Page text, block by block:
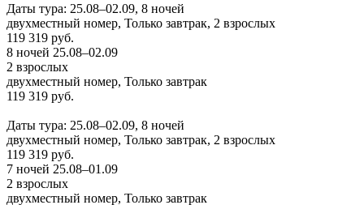
Даты тура: 25.08–02.09, 8 ночей
двухместный номер, Только завтрак, 2 взрослых
119 319 руб.
8 ночей 25.08–02.09
2 взрослых
двухместный номер, Только завтрак
119 319 руб.
Даты тура: 25.08–02.09, 8 ночей
двухместный номер, Только завтрак, 2 взрослых
119 319 руб.
7 ночей 25.08–01.09
2 взрослых
двухместный номер, Только завтрак